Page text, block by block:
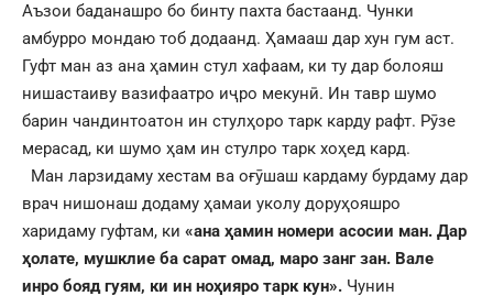
Аъзои баданашро бо бинту пахта бастаанд. Чунки
амбурро мондаю тоб додаанд. Ҳамааш дар хун гум аст.
Гуфт ман аз ана ҳамин стул хафаам, ки ту дар болояш
нишастаиву вазифаатро иҷро мекунӣ. Ин тавр шумо
барин чандинтоатон ин стулҳоро тарк карду рафт. Рӯзе
мерасад, ки шумо ҳам ин стулро тарк хоҳед кард.
Ман ларзидаму хестам ва оғӯшаш кардаму бурдаму дар
врач нишонаш додаму ҳамаи уколу доруҳояшро
харидаму гуфтам, ки «ана ҳамин номери асосии ман. Дар
ҳолате, мушклие ба сарат омад, маро занг зан. Вале
инро бояд гуям, ки ин ноҳияро тарк кун». Чунин